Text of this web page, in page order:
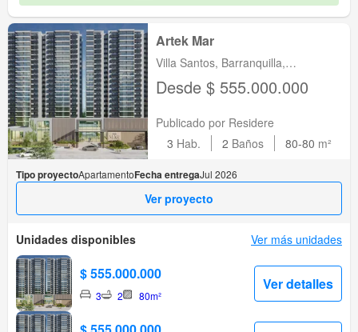
Artek Mar
Villa Santos, Barranquilla,
Barranquilla, Atlántico
Desde $ 555.000.000
Publicado por Residere
3 Hab. 2 Baños 80-80 m²
Tipo proyectoApartamentoFecha entregaJul 2026
Ver proyecto
Unidades disponibles Ver más unidades
$ 555.000.000
3 2 80m²
Ver detalles